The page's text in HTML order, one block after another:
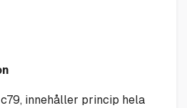
innehåller princip hela